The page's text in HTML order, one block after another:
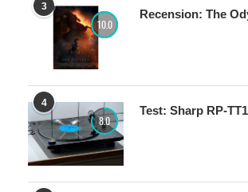
3
10.0
Recension: The
4
8.0
Test: Sharp RP-